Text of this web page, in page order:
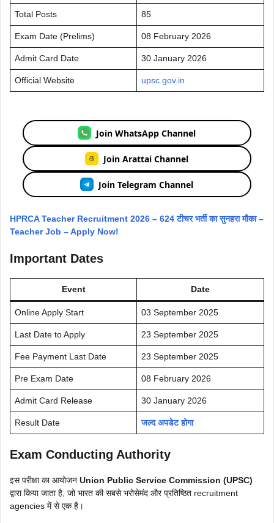
Total Posts 85
Exam Date (Prelims) 08 February 2026
Admit Card Date 30 January 2026
Official Website upsc.gov.in
Join WhatsApp Channel
Join Arattai Channel
Join Telegram Channel
HPRCA Teacher Recruitment 2026 – 624 टीचर भर्ती का सुनहरा मौका –
Teacher Job – Apply Now!
Important Dates
Event Date
Online Apply Start 03 September 2025
Last Date to Apply 23 September 2025
Fee Payment Last Date 23 September 2025
Pre Exam Date 08 February 2026
Admit Card Release 30 January 2026
Result Date जल्द अपडेट होगा
Exam Conducting Authority
इस परीक्षा का आयोजन Union Public Service Commission (UPSC)
द्वारा किया जाता है, जो भारत की सबसे भरोसेमंद और प्रतिष्ठित recruitment
agencies में से एक है।